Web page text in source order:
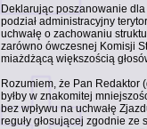
Deklarując poszanowanie
podział administracyjny
uchwałę o zachowaniu
zarówno ówczesnej Komisji
miażdżącą większością
Rozumiem, że Pan Redaktor
byłby w znakomitej
bez wpływu na uchwałę
reguły głosującej zgodnie ze